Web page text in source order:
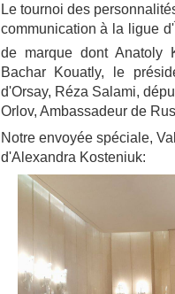
Le tournoi des
communication à la ligue
de marque dont Anatoly
Bachar Kouatly, le
d'Orsay, Réza Salami,
Orlov, Ambassadeur de
Notre envoyée spéciale,
d'Alexandra Kosteniuk: